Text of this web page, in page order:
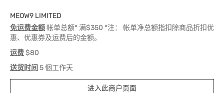
MEOW9 LIMITED
免运费金额帐单总额* 满$350 *注： 帐单净总额指扣除商品折扣优
惠、优惠券及运费后的金额。
运费$80
送货时间 5 個工作天
进入此商户页面